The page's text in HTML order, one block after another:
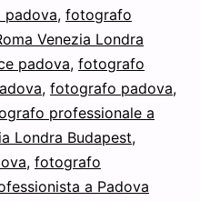
Civica,
, fotografo
Venezia Londra
padova, fotografo
, fotografo padova,
professionale a
Londra Budapest,
, fotografo
a Padova